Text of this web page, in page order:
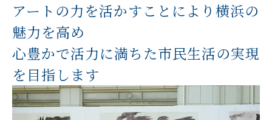
アートの力を活かすことにより横浜の
魅力を高め
心豊かで活力に満ちた市民生活の実現
を目指します